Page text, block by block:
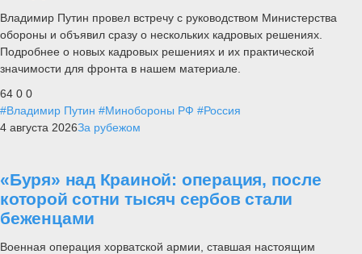
Владимир Путин провел встречу с руководством Министерства
обороны и объявил сразу о нескольких кадровых решениях.
Подробнее о новых кадровых решениях и их практической
значимости для фронта в нашем материале.
64 0 0
#Владимир Путин #Минобороны РФ #Россия
4 августа 2026За рубежом
«Буря» над Краиной: операция, после
которой сотни тысяч сербов стали
беженцами
Военная операция хорватской армии, ставшая настоящим